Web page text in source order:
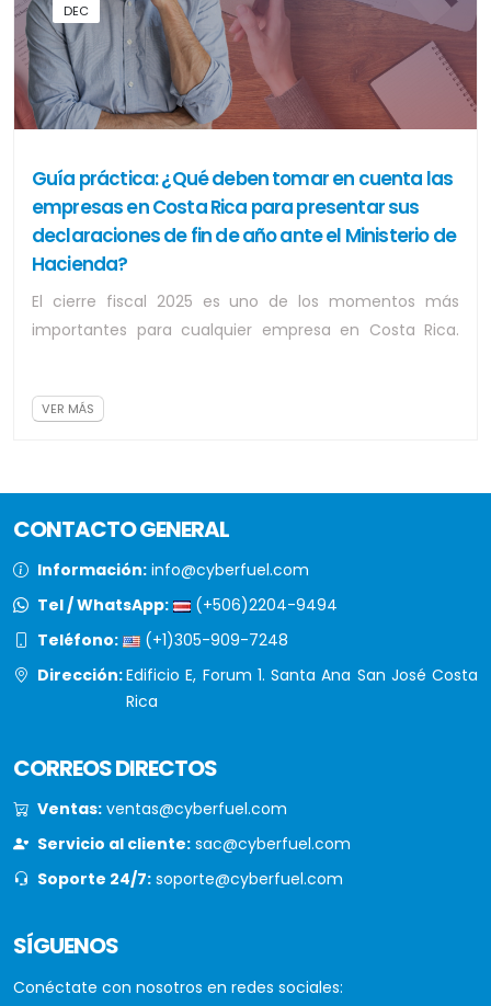
DEC
Guía práctica: ¿Qué deben tomar en cuenta las
empresas en Costa Rica para presentar sus
declaraciones de fin de año ante el Ministerio de
Hacienda?
El cierre fiscal 2025 es uno de los momentos más
importantes para cualquier empresa en Costa Rica.
VER MÁS
CONTACTO GENERAL
Información: info@cyberfuel.com
Tel / WhatsApp:
(+506)2204-9494
Teléfono:
(+1)305-909-7248
Dirección:Edificio E, Forum 1. Santa Ana San José Costa
Rica
CORREOS DIRECTOS
Ventas: ventas@cyberfuel.com
Servicio al cliente: sac@cyberfuel.com
Soporte 24/7: soporte@cyberfuel.com
SÍGUENOS
Conéctate con nosotros en redes sociales: